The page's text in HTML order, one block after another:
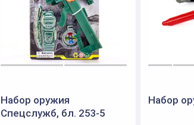
Набор оружия
Спецслужб, бл. 253-5
Набор